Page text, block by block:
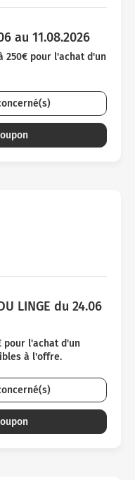
au 11.08.2026
250€ pour l'achat d'un
LINGE du 24.06
pour l'achat d'un
à l'offre.